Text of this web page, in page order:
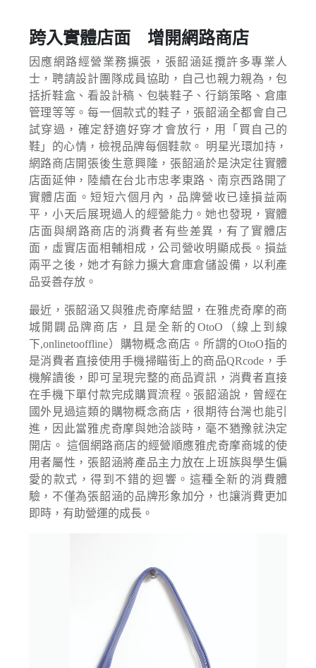
跨入實體店面 增開網路商店
因應網路經營業務擴張，張韶涵延攬許多專業人
士，聘請設計團隊成員協助，自己也親力親為，包
括折鞋盒、看設計稿、包裝鞋子、行銷策略、倉庫
管理等等。每一個款式的鞋子，張韶涵全都會自己
試穿過，確定舒適好穿才會放行，用「買自己的
鞋」的心情，檢視品牌每個鞋款。 明星光環加持，
網路商店開張後生意興隆，張韶涵於是決定往實體
店面延伸，陸續在台北市忠孝東路、南京西路開了
實體店面。短短六個月內，品牌營收已達損益兩
平，小天后展現過人的經營能力。她也發現，實體
店面與網路商店的消費者有些差異，有了實體店
面，虛實店面相輔相成，公司營收明顯成長。損益
兩平之後，她才有餘力擴大倉庫倉儲設備，以利產
品妥善存放。
最近，張韶涵又與雅虎奇摩結盟，在雅虎奇摩的商
城開闢品牌商店，且是全新的OtoO（線上到線
下,onlinetooffline）購物概念商店。所謂的OtoO指的
是消費者直接使用手機掃瞄街上的商品QRcode，手
機解讀後，即可呈現完整的商品資訊，消費者直接
在手機下單付款完成購買流程。張韶涵說，曾經在
國外見過這類的購物概念商店，很期待台灣也能引
進，因此當雅虎奇摩與她洽談時，毫不猶豫就決定
開店。 這個網路商店的經營順應雅虎奇摩商城的使
用者屬性，張韶涵將產品主力放在上班族與學生偏
愛的款式，得到不錯的迴響。這種全新的消費體
驗，不僅為張韶涵的品牌形象加分，也讓消費更加
即時，有助營運的成長。